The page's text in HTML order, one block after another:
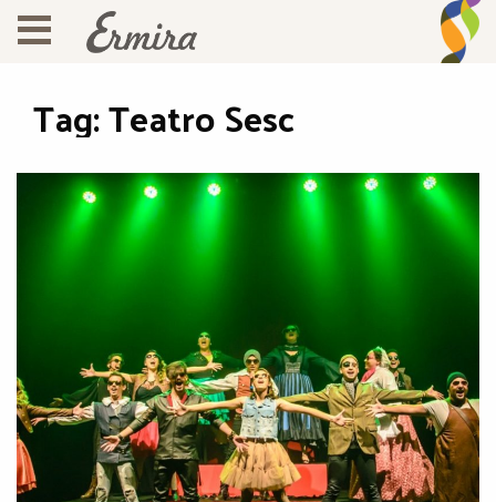
Tag:Teatro Sesc